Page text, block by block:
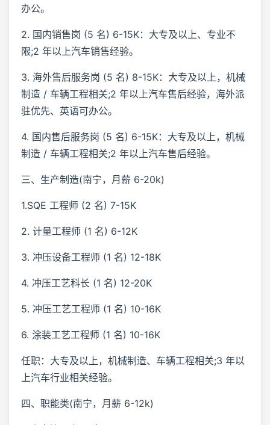
办公。
2. 国内销售岗 (5 名) 6-15K：大专及以上、专业不
限;2 年以上汽车销售经验。
3. 海外售后服务岗 (5 名) 8-15K：大专及以上，机械
制造 / 车辆工程相关;2 年以上汽车售后经验，海外派
驻优先、英语可办公。
4. 国内售后服务岗 (5 名) 6-15K：大专及以上，机械
制造 / 车辆工程相关;2 年以上汽车售后经验。
三、生产制造(南宁，月薪 6-20k)
1.SQE 工程师 (2 名) 7-15K
2. 计量工程师 (1 名) 6-12K
3. 冲压设备工程师 (1 名) 12-18K
4. 冲压工艺科长 (1 名) 12-20K
5. 冲压工艺工程师 (1 名) 10-16K
6. 涂装工艺工程师 (1 名) 10-16K
任职：大专及以上，机械制造、车辆工程相关;3 年以
上汽车行业相关经验。
四、职能类(南宁，月薪 6-12k)